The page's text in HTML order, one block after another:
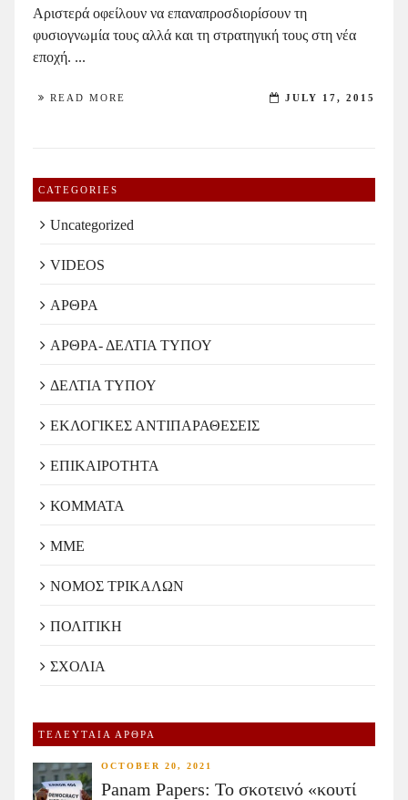
Αριστερά οφείλουν να επαναπροσδιορίσουν τη
φυσιογνωμία τους αλλά και τη στρατηγική τους στη νέα
εποχή. ...
READ MORE JULY 17, 2015
CATEGORIES
Uncategorized
VIDEOS
ΑΡΘΡΑ
ΑΡΘΡΑ- ΔΕΛΤΙΑ ΤΥΠΟΥ
ΔΕΛΤΙΑ ΤΥΠΟΥ
ΕΚΛΟΓΙΚΕΣ ΑΝΤΙΠΑΡΑΘΕΣΕΙΣ
ΕΠΙΚΑΙΡΟΤΗΤΑ
ΚΟΜΜΑΤΑ
ΜΜΕ
ΝΟΜΟΣ ΤΡΙΚΑΛΩΝ
ΠΟΛΙΤΙΚΗ
ΣΧΟΛΙΑ
ΤΕΛΕΥΤΑΙΑ ΑΡΘΡΑ
OCTOBER 20, 2021
Panam Papers: Το σκοτεινό «κουτί